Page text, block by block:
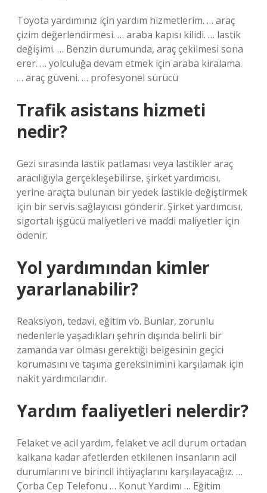
Toyota yardımınız için yardım hizmetlerim. … araç
çizim değerlendirmesi. … araba kapısı kilidi. … lastik
değişimi. … Benzin durumunda, araç çekilmesi sona
erer. … yolculuğa devam etmek için araba kiralama.
… araç güveni. … profesyonel sürücü
Trafik asistans hizmeti
nedir?
Gezi sırasında lastik patlaması veya lastikler araç
aracılığıyla gerçekleşebilirse, şirket yardımcısı,
yerine araçta bulunan bir yedek lastikle değiştirmek
için bir servis sağlayıcısı gönderir. Şirket yardımcısı,
sigortalı işgücü maliyetleri ve maddi maliyetler için
ödenir.
Yol yardımından kimler
yararlanabilir?
Reaksiyon, tedavi, eğitim vb. Bunlar, zorunlu
nedenlerle yaşadıkları şehrin dışında belirli bir
zamanda var olması gerektiği belgesinin geçici
korumasını ve taşıma gereksinimini karşılamak için
nakit yardımcılarıdır.
Yardım faaliyetleri nelerdir?
Felaket ve acil yardım, felaket ve acil durum ortadan
kalkana kadar afetlerden etkilenen insanların acil
durumlarını ve birincil ihtiyaçlarını karşılayacağız. …
Çorba Cep Telefonu … Konut Yardımı … Eğitim